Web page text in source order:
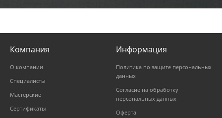
Компания
О компании
Специалисты
Мастерские
Сертификаты
Информация
Политика по защите персональных
данных
Согласие на обработку
персональных данных
Оферта